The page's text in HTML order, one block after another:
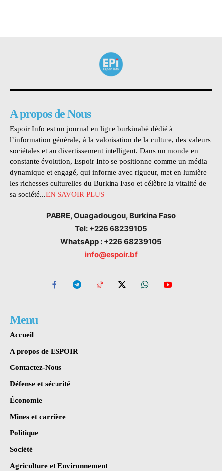
A propos de Nous
Espoir Info est un journal en ligne burkinabè dédié à
l’information générale, à la valorisation de la culture, des valeurs
sociétales et au divertissement intelligent. Dans un monde en
constante évolution, Espoir Info se positionne comme un média
dynamique et engagé, qui informe avec rigueur, met en lumière
les richesses culturelles du Burkina Faso et célèbre la vitalité de
sa société...EN SAVOIR PLUS
PABRE, Ouagadougou, Burkina Faso
Tel: +226 68239105
WhatsApp : +226 68239105
info@espoir.bf
Menu
Accueil
A propos de ESPOIR
Contactez-Nous
Défense et sécurité
Économie
Mines et carrière
Politique
Société
Agriculture et Environnement